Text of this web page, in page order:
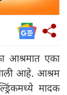
आश्रमात एका
आली आहे. आश्रम
मादक